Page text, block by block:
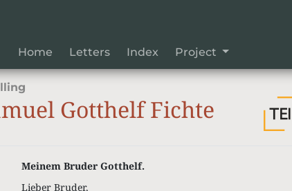
Home Letters Index Project
Gotthelf Fichte
Meinem Bruder Gotthelf.
Lieber Bruder,